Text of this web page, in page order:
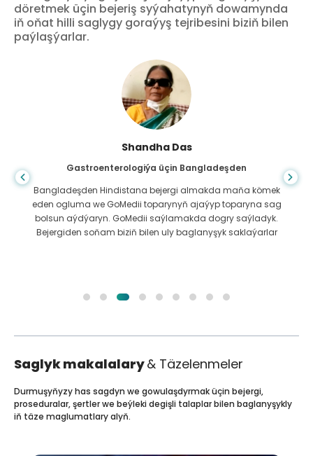
döretmek üçin bejeriş syýahatynyň dowamynda
iň oňat hilli saglygy goraýyş tejribesini biziň bilen
paýlaşýarlar.
Shandha Das
Gastroenterologiýa üçin Bangladeşden
Bangladeşden Hindistana bejergi almakda maňa kömek
eden ogluma we GoMedii toparynyň ajaýyp toparyna sag
bolsun aýdýaryn. GoMedii saýlamakda dogry saýladyk.
Bejergiden soňam biziň bilen uly baglanyşyk saklaýarlar
Saglyk makalalary& Täzelenmeler
Durmuşyňyzy has sagdyn we gowulaşdyrmak üçin bejergi,
proseduralar, şertler we beýleki degişli talaplar bilen baglanyşykly
iň täze maglumatlary alyň.